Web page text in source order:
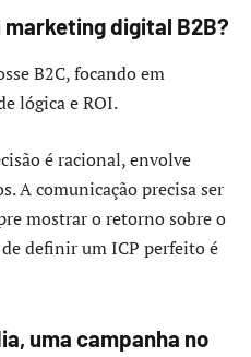
marketing digital B2B?
B2C, focando em
lógica e ROI.
é racional, envolve
A comunicação precisa ser
mostrar o retorno sobre o
definir um ICP perfeito é
uma campanha no